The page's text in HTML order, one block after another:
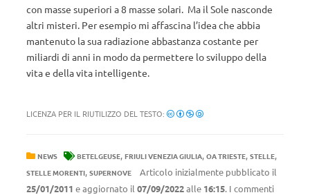
con masse superiori a 8 masse solari. Ma il Sole nasconde
altri misteri. Per esempio mi affascina l’idea che abbia
mantenuto la sua radiazione abbastanza costante per
miliardi di anni in modo da permettere lo sviluppo della
vita e della vita intelligente.
LICENZA PER IL RIUTILIZZO DEL TESTO:
NEWS BETELGEUSE, FRIULI VENEZIA GIULIA, OA TRIESTE, STELLE,
STELLE MORENTI, SUPERNOVE
Articolo inizialmente pubblicato il
25/01/2011 e aggiornato il 07/09/2022alle 16:15. I commenti